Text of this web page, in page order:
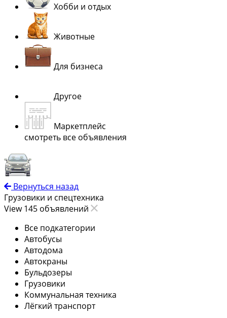
Хобби и отдых
Животные
Для бизнеса
Другое
Маркетплейс
смотреть все объявления
Вернуться назад
Грузовики и спецтехника
View 145 объявлений
Все подкатегории
Автобусы
Автодома
Автокраны
Бульдозеры
Грузовики
Коммунальная техника
Лёгкий транспорт